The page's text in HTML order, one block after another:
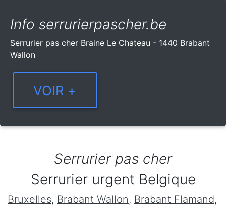
Info serrurierpascher.be
Serrurier pas cher Braine Le Chateau - 1440 Brabant
Wallon
Serrurier pas cher
Serrurier urgent Belgique
Bruxelles, Brabant Wallon, Brabant Flamand,